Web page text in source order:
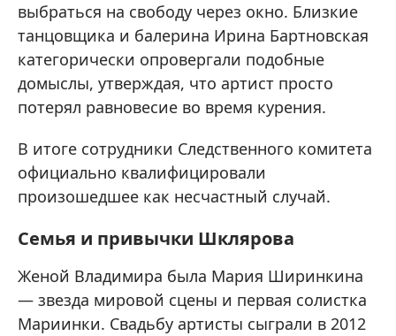
выбраться на свободу через окно. Близкие
танцовщика и балерина Ирина Бартновская
категорически опровергали подобные
домыслы, утверждая, что артист просто
потерял равновесие во время курения.
В итоге сотрудники Следственного комитета
официально квалифицировали
произошедшее как несчастный случай.
Семья и привычки Шклярова
Женой Владимира была Мария Ширинкина
— звезда мировой сцены и первая солистка
Мариинки. Свадьбу артисты сыграли в 2012